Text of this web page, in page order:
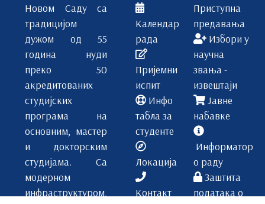
Новом Саду са
традицијом
дужом од 55
година нуди
преко 50
акредитованих
студијских
програма на
основним, мастер
и докторским
студијама. Са
модерном
инфраструктуром,
Календар
рада
Пријемни
испит
Инфо
табла за
студенте
Локација
Контакт
Приступна
предавања
Избори у
научна
звања -
извештаји
Јавне
набавке
Информатор
о раду
Заштита
података о